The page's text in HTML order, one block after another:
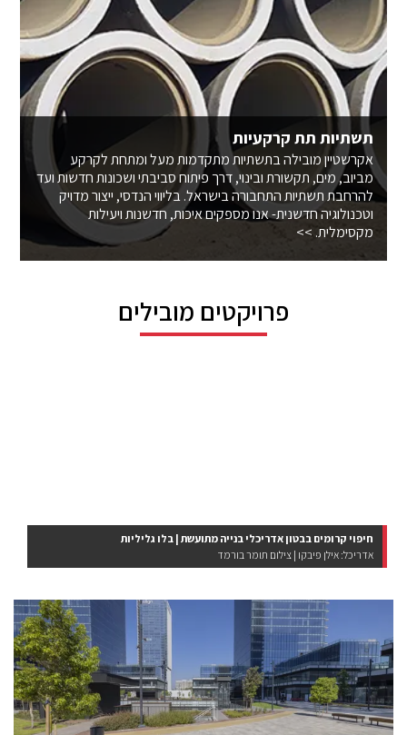
תשתיות תת קרקעיות
אקרשטיין מובילה בתשתיות מתקדמות מעל ומתחת לקרקע
מביוב, מים, תקשורת ובינוי, דרך פיתוח סביבתי ושכונות חדשות ועד
להרחבת תשתיות התחבורה בישראל. בליווי הנדסי, ייצור מדויק
וטכנולוגיה חדשנית- אנו מספקים איכות, חדשנות ויעילות
מקסימלית. >>
פרויקטים מובילים
חיפוי קרומים בבטון אדריכלי בנייה מתועשת | בלו גליליות
אדריכל: אילן פיבקו | צילום תומר בורמד